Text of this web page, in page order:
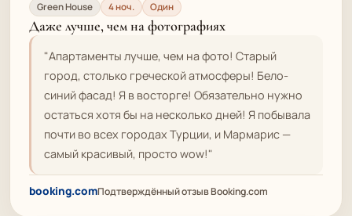
Green House 4 ноч. Один
Даже лучше, чем на фотографиях
"Апартаменты лучше, чем на фото! Старый
город, столько греческой атмосферы! Бело-
синий фасад! Я в восторге! Обязательно нужно
остаться хотя бы на несколько дней! Я побывала
почти во всех городах Турции, и Мармарис —
самый красивый, просто wow!"
booking.comПодтверждённый отзыв Booking.com